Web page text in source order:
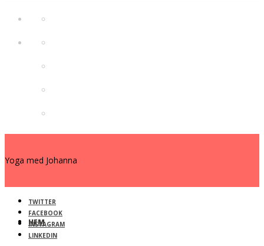
Yoga med Johanna
HEM
TWITTER
FACEBOOK
INSTAGRAM
LINKEDIN